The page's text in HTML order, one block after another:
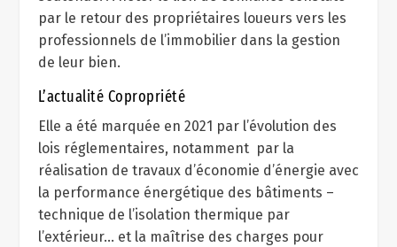
par le retour des propriétaires loueurs vers les
professionnels de l’immobilier dans la gestion
de leur bien.
L’actualité Copropriété
Elle a été marquée en 2021 par l’évolution des
lois réglementaires, notamment par la
réalisation de travaux d’économie d’énergie avec
la performance énergétique des bâtiments –
technique de l’isolation thermique par
l’extérieur… et la maîtrise des charges pour